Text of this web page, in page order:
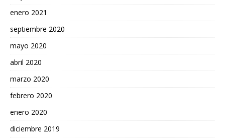
enero 2021
septiembre 2020
mayo 2020
abril 2020
marzo 2020
febrero 2020
enero 2020
diciembre 2019